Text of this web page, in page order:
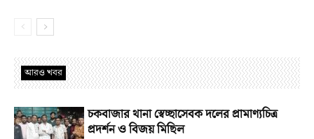
আরও খবর
চকবাজার থানা স্বেচ্ছাসেবক দলের প্রামাণ্যচিত্র
প্রদর্শন ও বিজয় মিছিল